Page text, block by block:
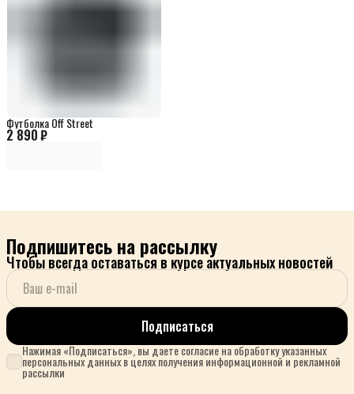
2 890 ₽
Футболка Off Street
Подпишитесь на рассылку
Чтобы всегда оставаться в курсе актуальных новостей
Подписаться
Нажимая «Подписаться», вы даете согласие на обработку указанных
персональных данных в целях получения информационной и рекламной
рассылки